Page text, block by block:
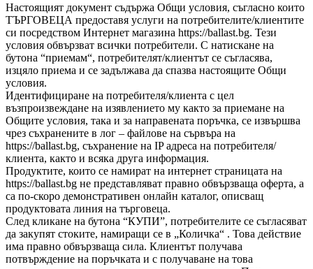
Настоящият документ съдържа Общи условия, съгласно които
ТЪРГОВЕЦА предоставя услуги на потребителите/клиентите
си посредством Интернет магазина https://ballast.bg. Тези
условия обвързват всички потребители. С натискане на
бутона “приемам“, потребителят/клиентът се съгласява,
изцяло приема и се задължава да спазва настоящите Общи
условия.
Идентифициране на потребителя/клиента с цел
възпроизвеждане на изявлението му както за приемане на
Общите условия, така и за направената поръчка, се извършва
чрез съхранените в лог – файлове на сървъра на
https://ballast.bg, съхранение на IP адреса на потребителя/
клиента, както и всяка друга информация.
Продуктите, които се намират на интернет страницата на
https://ballast.bg не представляват правно обвързваща оферта, а
са по-скоро демонстративен онлайн каталог, описващ
продуктовата линия на търговеца.
След кликане на бутона “КУПИ”, потребителите се съгласяват
да закупят стоките, намиращи се в „Количка“ . Това действие
има правно обвързваща сила. Клиентът получава
потвърждение на поръчката и с получаване на това